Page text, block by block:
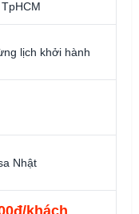
lịch khởi hành
Nhật
khách